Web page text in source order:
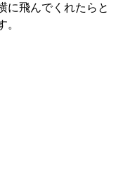
に飛んでくれたらと
。